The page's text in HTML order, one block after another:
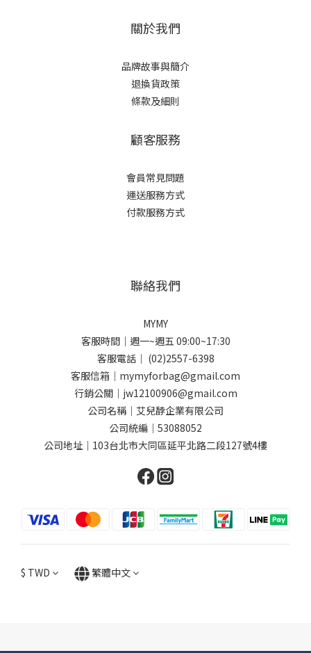
關於我們
品牌故事與簡介
退換貨政策
條款及細則
顧客服務
會員常見問題
運送服務方式
付款服務方式
聯絡我們
MYMY
客服時間｜週一~週五 09:00~17:30
客服電話｜ (02)2557-6398
客服信箱｜mymyforbag@gmail.com
行銷公關｜jw12100906@gmail.com
公司名稱｜艾兒馞企業有限公司
公司統編｜53088052
公司地址｜103台北市大同區延平北路二段127號4樓
$ TWD 繁體中文